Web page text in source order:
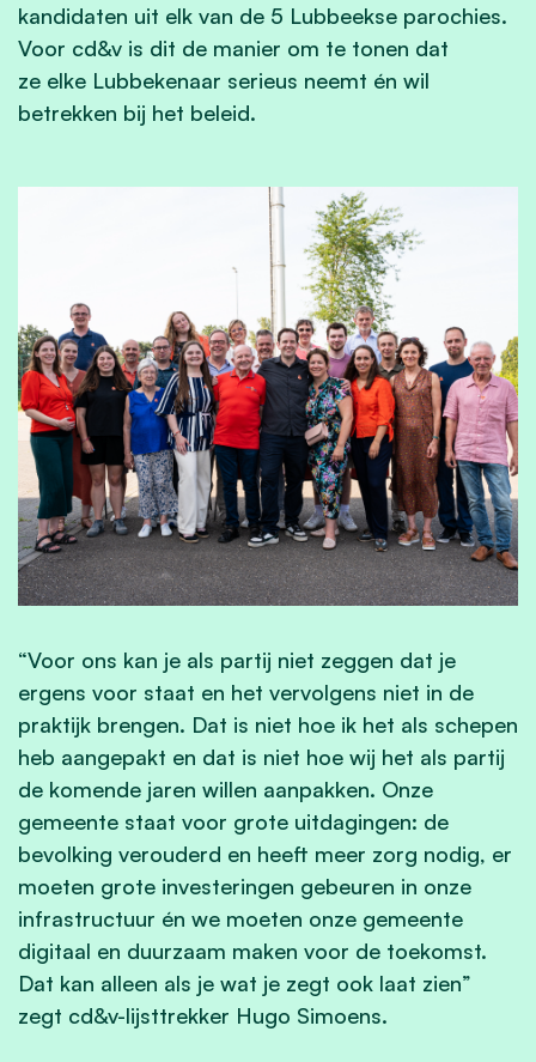
kandidaten uit elk van de 5 Lubbeekse parochies.
Voor cd&v is dit de manier om te tonen dat
ze elke Lubbekenaar serieus neemt én wil
betrekken bij het beleid.
“Voor ons kan je als partij niet zeggen dat je
ergens voor staat en het vervolgens niet in de
praktijk brengen. Dat is niet hoe ik het als schepen
heb aangepakt en dat is niet hoe wij het als partij
de komende jaren willen aanpakken. Onze
gemeente staat voor grote uitdagingen: de
bevolking verouderd en heeft meer zorg nodig, er
moeten grote investeringen gebeuren in onze
infrastructuur én we moeten onze gemeente
digitaal en duurzaam maken voor de toekomst.
Dat kan alleen als je wat je zegt ook laat zien”
zegt cd&v-lijsttrekker Hugo Simoens.